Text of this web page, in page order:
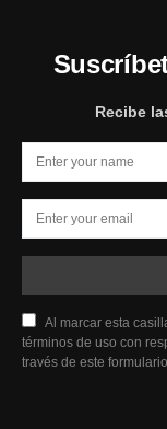
Recibe
Al marcar esta
términos de uso con
través de este